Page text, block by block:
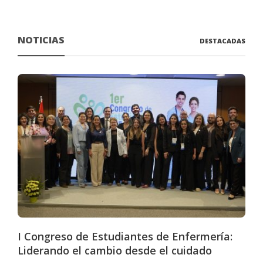
NOTICIAS DESTACADAS
I Congreso de Estudiantes de Enfermería:
Liderando el cambio desde el cuidado